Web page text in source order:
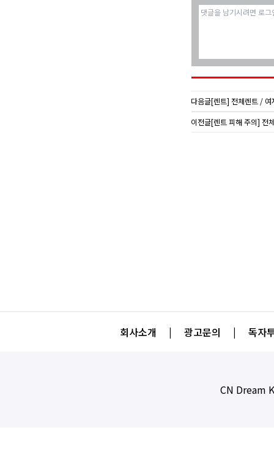
다음글[렌트] 전체렌트 /
이전글[렌트 피해 주의]
회사소개 | 광고문의 | 독자
CN Dream